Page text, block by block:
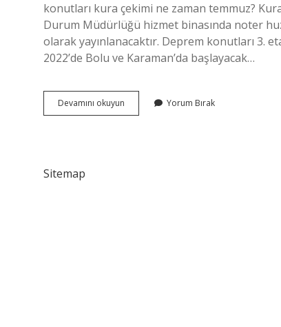
konutları kura çekimi ne zaman temmuz?
Durum Müdürlüğü hizmet binasında noter
olarak yayınlanacaktır. Deprem konutları 3.
2022’de Bolu ve Karaman’da başlayacak…
Devamını okuyun Adıyaman
Ikinci
Yorum Bırak
Sitemap